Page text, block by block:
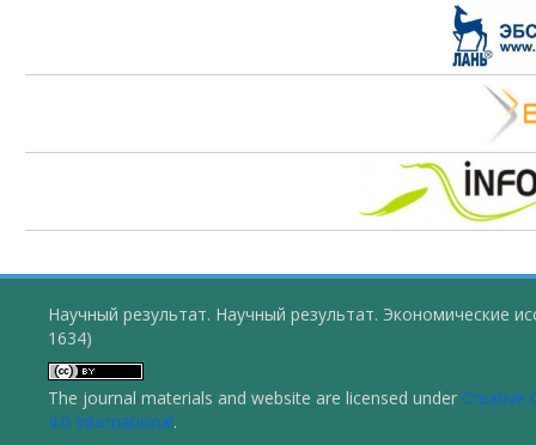
Научный результат. Научный результат. Экономические
1634)
The journal materials and website are licensed under Creative
4.0 International.